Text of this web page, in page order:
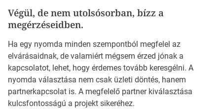
Végül, de nem utolsósorban, bízz a
megérzéseidben.
Ha egy nyomda minden szempontból megfelel az
elvárásaidnak, de valamiért mégsem érzed jónak a
kapcsolatot, lehet, hogy érdemes tovább keresgélni. A
nyomda választása nem csak üzleti döntés, hanem
partnerkapcsolat is. A megfelelő partner kiválasztása
kulcsfontosságú a projekt sikeréhez.